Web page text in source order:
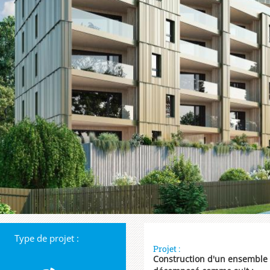
Type de projet :
Projet :
Construction d'un